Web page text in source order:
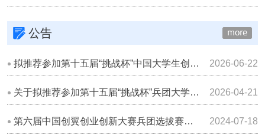
公告
拟推荐参加第十五届“挑战杯”中国大学生创业计划竞赛的项目名单公示 2026-06-22
关于拟推荐参加第十五届“挑战杯”兵团大学生创业计划竞赛校级选拔赛项目名单的公示 2026-04-21
第六届中国创翼创业创新大赛兵团选拔赛获奖情况 2024-07-18